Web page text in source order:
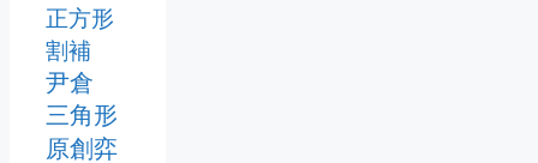
正方形
割補
尹倉
三角形
原創弈